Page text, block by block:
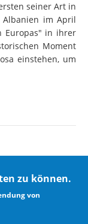
seiner Art in
im April
Europas" in ihrer
Moment
einstehen, um
zu können.
von